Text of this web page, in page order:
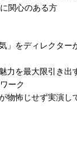
関心のある方
」をディレクター
力を最大限引き出
ーク
物怖じせず実演し